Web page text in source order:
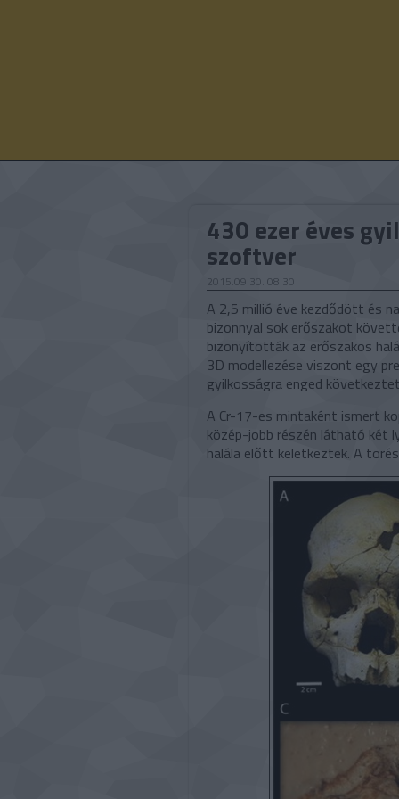
430 ezer éves
szoftver
2015.09.30. 08:30
A 2,5 millió éve kezdődött és
bizonnyal sok erőszakot
bizonyították az erőszakos
3D modellezése viszont egy
gyilkosságra enged
A Cr-17-es mintaként ismert
közép-jobb részén látható két
halála előtt keletkeztek. A